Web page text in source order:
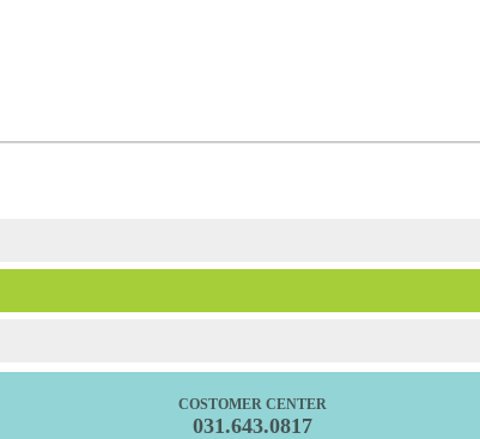
COSTOMER CENTER
031.643.0817